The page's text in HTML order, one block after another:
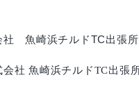
社 魚崎浜チルドTC出張所